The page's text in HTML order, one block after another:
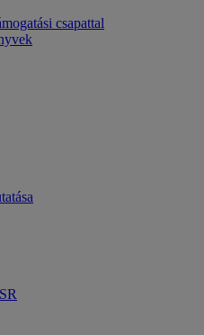
csapattal